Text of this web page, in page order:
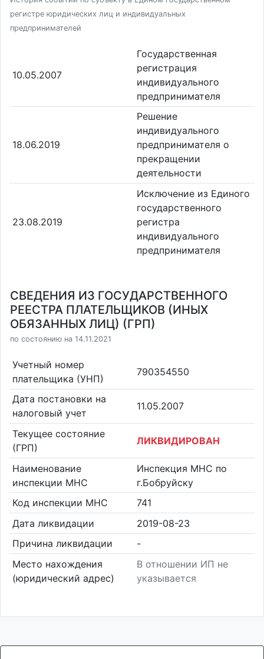
регистре юридических лиц и индивидуальных
предпринимателей
10.05.2007
Государственная
регистрация
индивидуального
предпринимателя
18.06.2019
Решение
индивидуального
предпринимателя о
прекращении
деятельности
23.08.2019
Исключение из Единого
государственного
регистра
индивидуального
предпринимателя
СВЕДЕНИЯ ИЗ ГОСУДАРСТВЕННОГО
РЕЕСТРА ПЛАТЕЛЬЩИКОВ (ИНЫХ
ОБЯЗАННЫХ ЛИЦ) (ГРП)
по состоянию на 14.11.2021
Учетный номер
плательщика (УНП)
790354550
Дата постановки на
налоговый учет
11.05.2007
Текущее состояние
(ГРП)
ЛИКВИДИРОВАН
Наименование
инспекции МНС
Инспекция МНС по
г.Бобруйску
Код инспекции МНС
741
Дата ликвидации
2019-08-23
Причина ликвидации
-
Место нахождения
(юридический адрес)
В отношении ИП не
указывается